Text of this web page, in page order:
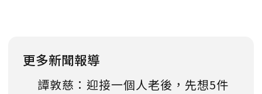
更多新聞報導
譚敦慈：迎接一個人老後，先想5件